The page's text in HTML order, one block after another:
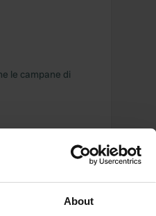
About
le campane di